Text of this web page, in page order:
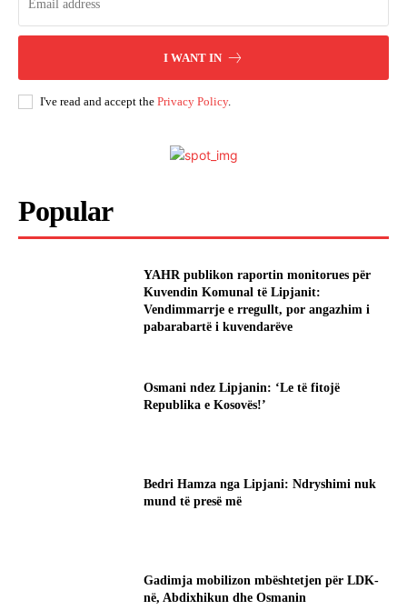
I WANT IN
I've read and accept the Privacy Policy.
Popular
YAHR publikon raportin monitorues për
Kuvendin Komunal të Lipjanit:
Vendimmarrje e rregullt, por angazhim i
pabarabartë i kuvendarëve
Osmani ndez Lipjanin: ‘Le të fitojë
Republika e Kosovës!’
Bedri Hamza nga Lipjani: Ndryshimi nuk
mund të presë më
Gadimja mobilizon mbështetjen për LDK-
në, Abdixhikun dhe Osmanin